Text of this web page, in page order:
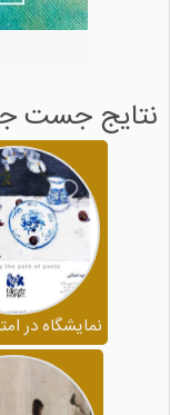
نتایج جست جو
نمایشگاه در